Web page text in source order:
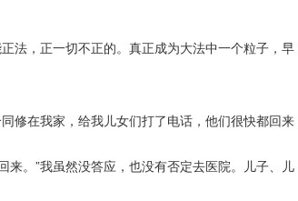
法，正一切不正的。真正成为大法中一个粒子，早
修在我家，给我儿女们打了电话，他们很快都回来
来。”我虽然没答应，也没有否定去医院。儿子、儿